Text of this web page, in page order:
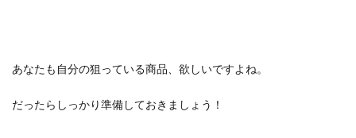
あなたも自分の狙っている商品、欲しいですよね。
だったらしっかり準備しておきましょう！